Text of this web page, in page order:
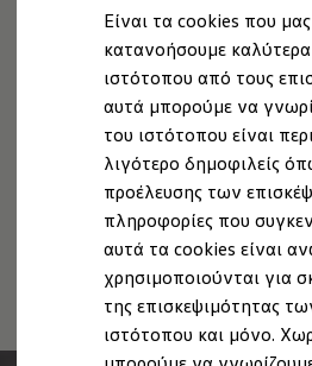
Είναι τα cookies που
κατανοήσουμε
ιστότοπου από τους
αυτά μπορούμε να
του ιστότοπου είναι
λιγότερο δημοφιλείς
προέλευσης των
πληροφορίες που
αυτά τα cookies είναι
χρησιμοποιούνται για
της επισκεψιμότητας
ιστότοπου και μόνο.
Χρηματοδότηση Auto
Χρηματοδότηση Classic
Καινοτόμες Τεχνολογίες
Ιδιοκτήτες και υπηρεσίες After
myVolkswagen
Service και γνήσια
Επιθεώρηση & ΚΤΕΟ
Επισκευές & έλεγχοι
Λιπαντικά
Τροχοί και ελαστικά
Οδική Βοήθεια
Volkswagen Service
Ανταλλακτικά
Γνήσια αξεσουάρ
Γνήσια αξεσουάρ
Εσωτερική και
Νομική Σημείωση Προστασία
Πολιτική cookies
Άδειες Χρήσης
Πληροφορίες Ασφαλείας Προϊόντων
Volkswagen AG (Στοιχεία έκδοσης και
Δήλωση Προσβασιμότητας
Πληροφορίες για την Προσβασιμότητα
Ανάκληση Ψηφιακών υπηρεσιών